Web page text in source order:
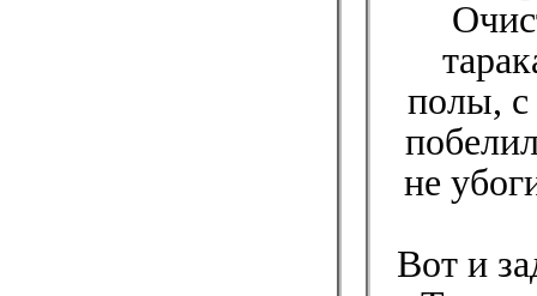
полы, с
не
Вот и